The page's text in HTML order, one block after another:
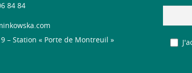
84 84
9 – Station « Porte de Montreuil »